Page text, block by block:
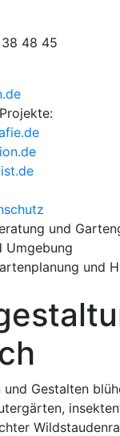
48 45
und
Gestalten